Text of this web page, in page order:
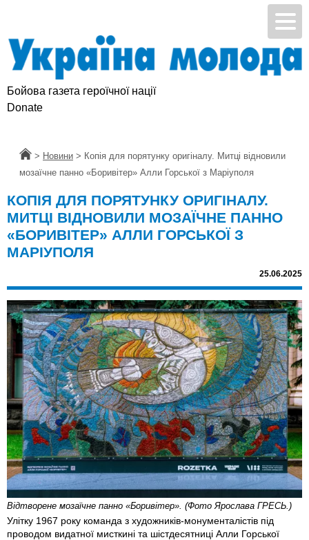
Бойова газета героїчної нації
Donate
Головна
> Новини > Копія для порятунку оригіналу. Митці відновили
мозаїчне панно «Боривітер» Алли Горської з Маріуполя
КОПІЯ ДЛЯ ПОРЯТУНКУ ОРИГІНАЛУ.
МИТЦІ ВІДНОВИЛИ МОЗАЇЧНЕ ПАННО
«БОРИВІТЕР» АЛЛИ ГОРСЬКОЇ З
МАРІУПОЛЯ
25.06.2025
Відтворене мозаїчне панно «Боривітер». (Фото Ярослава ГРЕСЬ.)
Улітку 1967 року команда з художників-монументалістів під
проводом видатної мисткині та шістдесятниці Алли Горської